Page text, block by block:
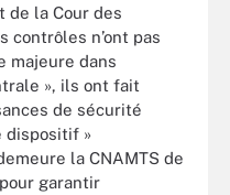
de la Cour des
contrôles n’ont pas
majeure dans
», ils ont fait
de sécurité
dispositif »
la CNAMTS de
garantir